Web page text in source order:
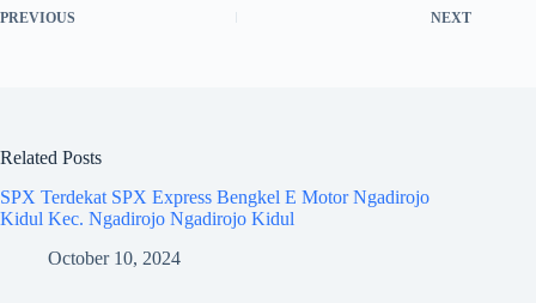
PREVIOUS NEXT
Related Posts
SPX Terdekat SPX Express Bengkel E Motor Ngadirojo
Kidul Kec. Ngadirojo Ngadirojo Kidul
October 10, 2024